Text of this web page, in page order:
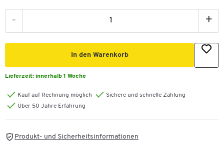
- +
In den Warenkorb
Lieferzeit: innerhalb 1 Woche
Kauf auf Rechnung möglich
Sichere und schnelle Zahlung
Über 50 Jahre Erfahrung
Produkt- und Sicherheitsinformationen